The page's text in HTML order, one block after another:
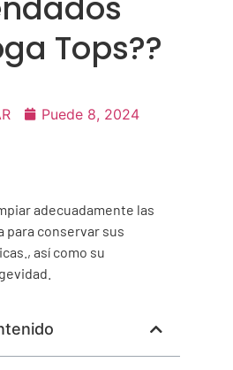
Tops??
Puede 8, 2024
adecuadamente las
para conservar sus
así como su